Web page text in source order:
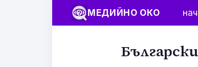
МЕДИЙНО ОКО